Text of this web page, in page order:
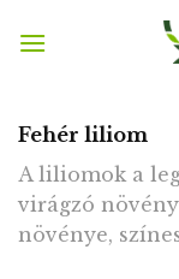
Fehér liliom
A liliomok a
virágzó
növénye,